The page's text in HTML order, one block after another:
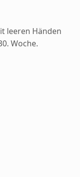
leeren Händen
Woche.